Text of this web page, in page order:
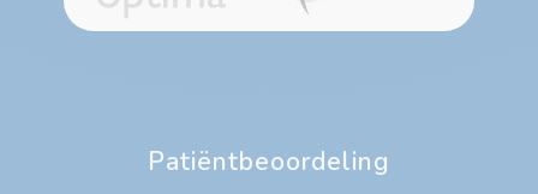
Patiëntbeoordeling